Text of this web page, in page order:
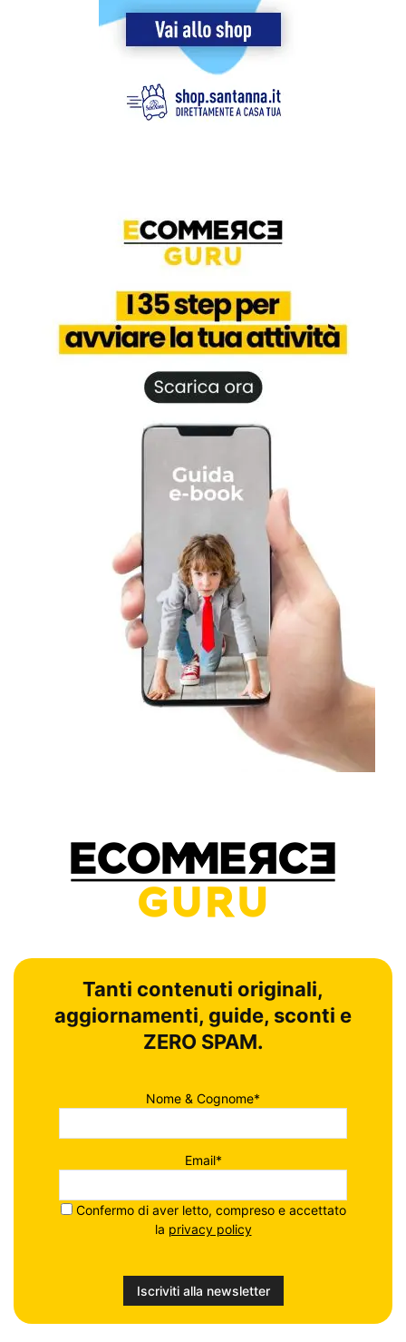
Tanti contenuti originali,
aggiornamenti, guide, sconti e
ZERO SPAM.
Nome & Cognome*
Email*
Confermo di aver letto, compreso e accettato
la privacy policy